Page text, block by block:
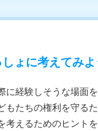
ょに考えてみよ
に経験しそうな場面
もたちの権利を守る
考えるためのヒント